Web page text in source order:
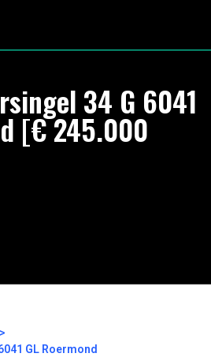
34 G 6041
[€ 245.000
GL Roermond